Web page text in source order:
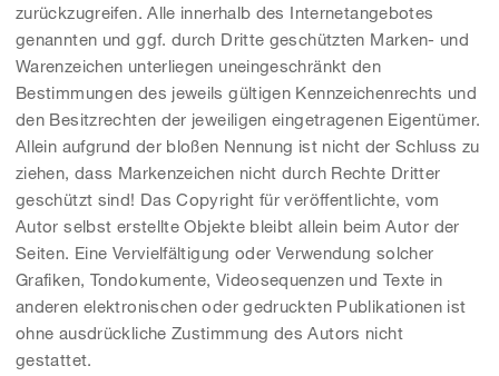
zurückzugreifen. Alle innerhalb des Internetangebotes
genannten und ggf. durch Dritte geschützten Marken- und
Warenzeichen unterliegen uneingeschränkt den
Bestimmungen des jeweils gültigen Kennzeichenrechts und
den Besitzrechten der jeweiligen eingetragenen Eigentümer.
Allein aufgrund der bloßen Nennung ist nicht der Schluss zu
ziehen, dass Markenzeichen nicht durch Rechte Dritter
geschützt sind! Das Copyright für veröffentlichte, vom
Autor selbst erstellte Objekte bleibt allein beim Autor der
Seiten. Eine Vervielfältigung oder Verwendung solcher
Grafiken, Tondokumente, Videosequenzen und Texte in
anderen elektronischen oder gedruckten Publikationen ist
ohne ausdrückliche Zustimmung des Autors nicht
gestattet.